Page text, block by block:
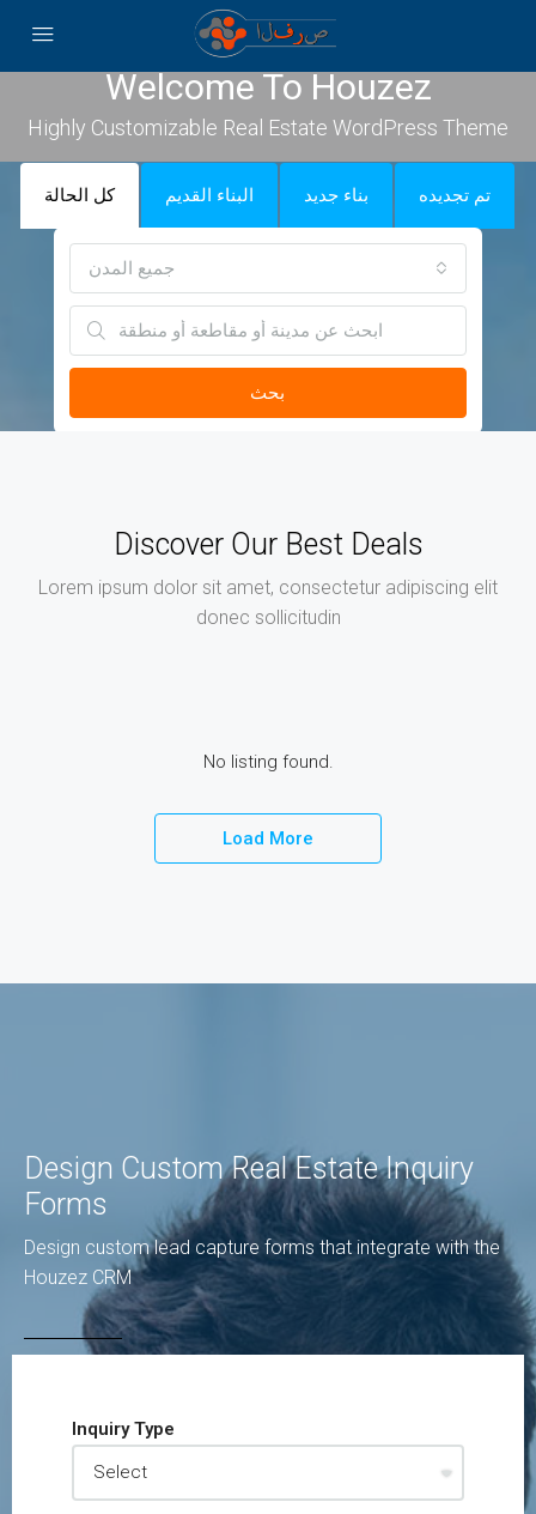
Welcome To Houzez
Highly Customizable Real Estate WordPress Theme
كل الحالة البناء القديم بناء جديد تم تجديده
جميع المدن
بحث
Discover Our Best Deals
Lorem ipsum dolor sit amet, consectetur adipiscing elit
donec sollicitudin
No listing found.
Load More
Design Custom Real Estate Inquiry
Forms
Design custom lead capture forms that integrate with the
Houzez CRM
Inquiry Type